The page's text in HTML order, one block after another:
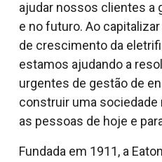
ajudar nossos clientes a
e no futuro. Ao
de crescimento da
estamos ajudando a
urgentes de gestão de
construir uma
as pessoas de hoje e
Fundada em 1911, a